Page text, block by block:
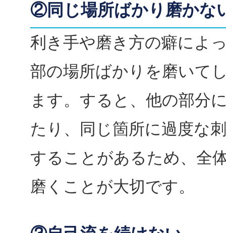
②同じ場所ばかり磨かな
利き手や磨き方の癖によ
部の場所ばかりを磨いて
ます。すると、他の部分
たり、同じ箇所に過度な
することがあるため、全
磨くことが大切です。